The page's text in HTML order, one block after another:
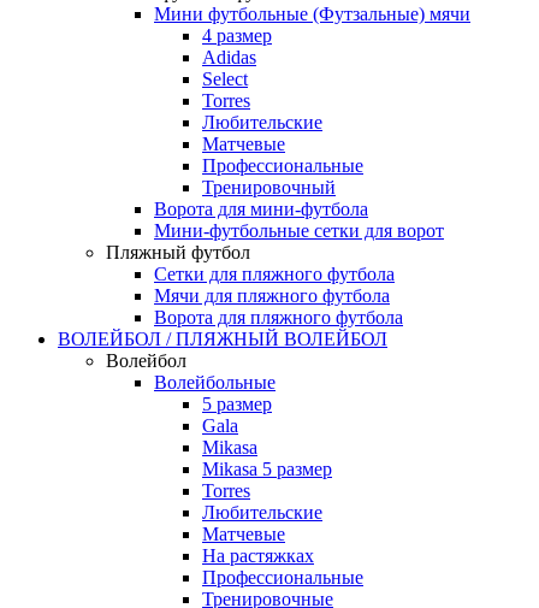
Мини футбольные (Футзальные) мячи
4 размер
Adidas
Select
Torres
Любительские
Матчевые
Профессиональные
Тренировочный
Ворота для мини-футбола
Мини-футбольные сетки для ворот
Пляжный футбол
Сетки для пляжного футбола
Мячи для пляжного футбола
Ворота для пляжного футбола
ВОЛЕЙБОЛ / ПЛЯЖНЫЙ ВОЛЕЙБОЛ
Волейбол
Волейбольные
5 размер
Gala
Mikasa
Mikasa 5 размер
Torres
Любительские
Матчевые
На растяжках
Профессиональные
Тренировочные